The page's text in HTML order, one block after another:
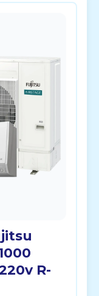
R-